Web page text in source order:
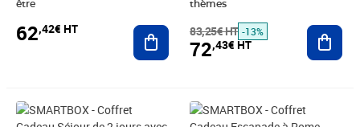
être
62,42€ HT Ajouter au panier
thèmes
83,25€ HT -13%
72,43€ HT
Prix 108,25€ HT Prix 158,25€ HT